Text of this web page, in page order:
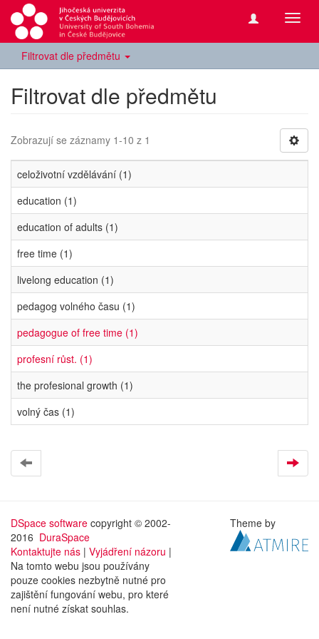
Filtrovat dle předmětu
Filtrovat dle předmětu
Zobrazují se záznamy 1-10 z 1
celoživotní vzdělávání (1)
education (1)
education of adults (1)
free time (1)
livelong education (1)
pedagog volného času (1)
pedagogue of free time (1)
profesní růst. (1)
the profesional growth (1)
volný čas (1)
DSpace software copyright © 2002-
2016 DuraSpace
Kontaktujte nás | Vyjádření názoru |
Na tomto webu jsou používány
pouze cookies nezbytně nutné pro
zajištění fungování webu, pro které
není nutné získat souhlas.
Theme by